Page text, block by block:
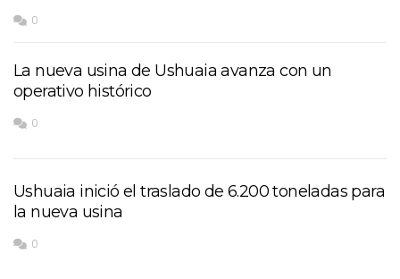
0
La nueva usina de Ushuaia avanza con un
operativo histórico
0
Ushuaia inició el traslado de 6.200 toneladas para
la nueva usina
0